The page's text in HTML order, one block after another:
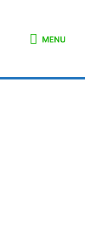
MENU